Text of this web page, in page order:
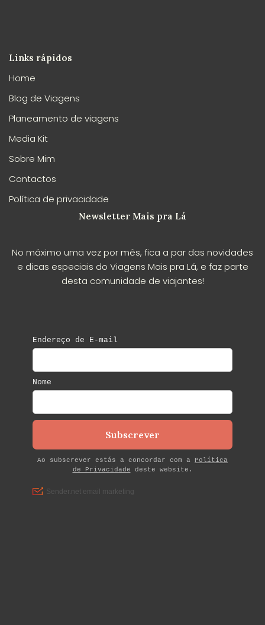
Links rápidos
Home
Blog de Viagens
Planeamento de viagens
Media Kit
Sobre Mim
Contactos
Política de privacidade
Newsletter Mais pra Lá
No máximo uma vez por mês, fica a par das novidades
e dicas especiais do Viagens Mais pra Lá, e faz parte
desta comunidade de viajantes!